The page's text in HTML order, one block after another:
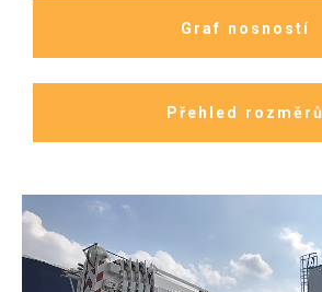
Graf nosností
Přehled rozměrů